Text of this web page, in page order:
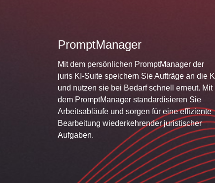
PromptManager
Mit dem persönlichen PromptManager der
juris KI-Suite speichern Sie Aufträge an die KI
und nutzen sie bei Bedarf schnell erneut. Mit
dem PromptManager standardisieren Sie
Arbeitsabläufe und sorgen für eine effiziente
Bearbeitung wiederkehrender juristischer
Aufgaben.